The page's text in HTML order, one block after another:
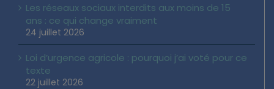
Les réseaux sociaux interdits aux moins de 15
ans : ce qui change vraiment
24 juillet 2026
Loi d’urgence agricole : pourquoi j’ai voté pour ce
texte
22 juillet 2026